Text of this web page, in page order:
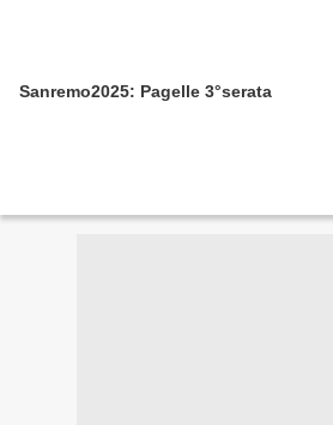
Sanremo2025: Pagelle 3°serata